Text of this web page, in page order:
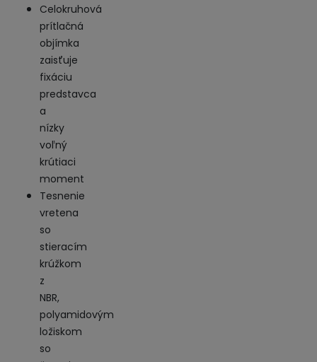
Celokruhová
prítlačná
objímka
zaisťuje
fixáciu
predstavca
a
nízky
voľný
krútiaci
moment
Tesnenie
vretena
so
stieracím
krúžkom
z
NBR,
polyamidovým
ložiskom
so